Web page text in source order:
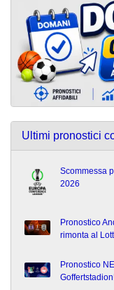
Ultimi pronostici
Scommessa
2026
Pronostico
rimonta al
Pronostico